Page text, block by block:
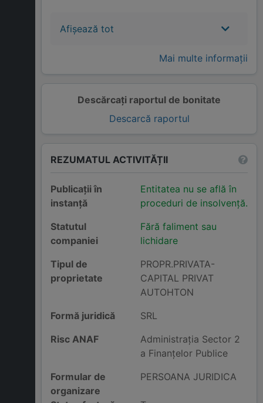
Descărcați raportul de bonitate
Descarcă raportul
Afișează tot
Mai multe informații
REZUMATUL ACTIVITĂȚII
Publicații în
instanță
Entitatea nu se află în
proceduri de insolvență.
Statutul
companiei
Fără faliment sau
lichidare
Tipul de
proprietate
PROPR.PRIVATA-
CAPITAL PRIVAT
AUTOHTON
Formă juridică
SRL
Risc ANAF
Administraţia Sector 2
a Finanţelor Publice
Formular de
organizare
PERSOANA JURIDICA